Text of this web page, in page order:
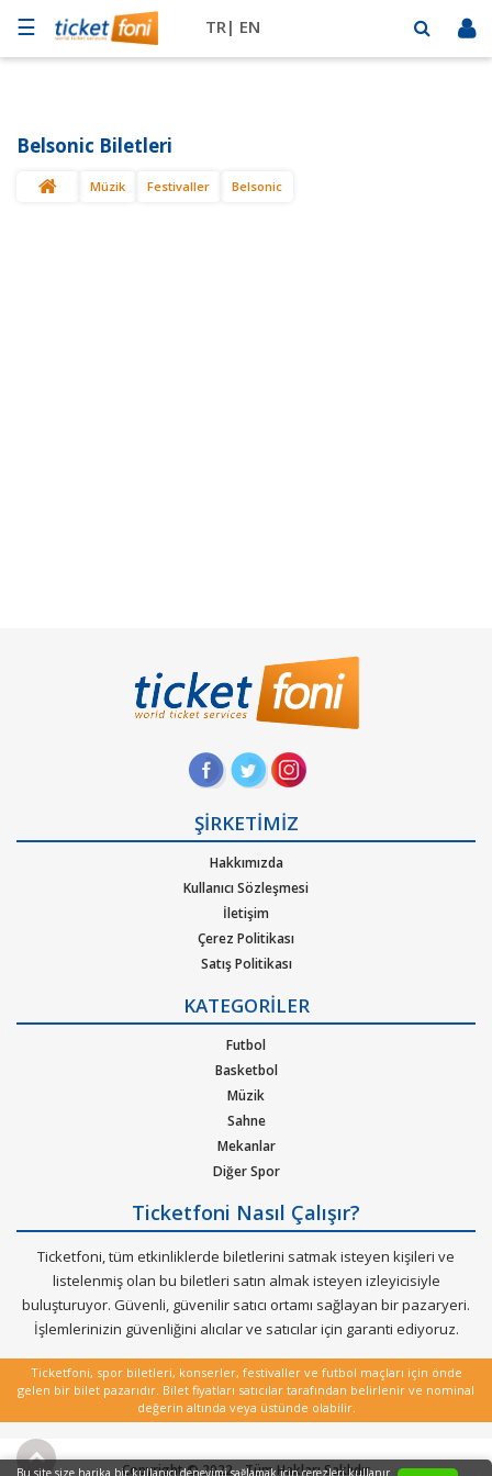
☰ TR| EN
Belsonic Biletleri
Müzik Festivaller Belsonic
ŞİRKETİMİZ
Hakkımızda
Kullanıcı Sözleşmesi
İletişim
Çerez Politikası
Satış Politikası
Kurumsal Ağırlama
Nasıl Çalışır
Bilet Tipi ve Teslimat
Üyelik Doğrulama
Sık Sorulan Sorular
KATEGORİLER
Futbol
Basketbol
Müzik
Sahne
Mekanlar
Diğer Spor
Ticketfoni Nasıl Çalışır?
Ticketfoni, tüm etkinliklerde biletlerini satmak isteyen kişileri ve
listelenmiş olan bu biletleri satın almak isteyen izleyicisiyle
buluşturuyor. Güvenli, güvenilir satıcı ortamı sağlayan bir pazaryeri.
İşlemlerinizin güvenliğini alıcılar ve satıcılar için garanti ediyoruz.
Ticketfoni, spor biletleri, konserler, festivaller ve futbol maçları için önde
gelen bir bilet pazarıdır. Bilet fiyatları satıcılar tarafından belirlenir ve nominal
değerin altında veya üstünde olabilir.
Copyright © 2022 - Tüm Hakları Saklıdır
Bu site size harika bir kullanıcı deneyimi sağlamak için çerezleri kullanır.